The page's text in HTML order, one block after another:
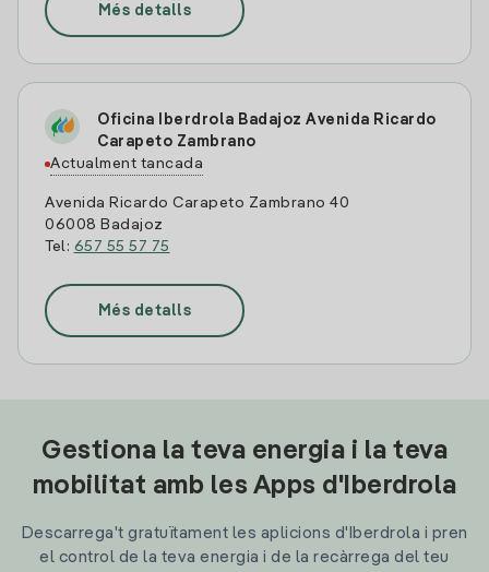
Més detalls
Oficina Iberdrola Badajoz Avenida Ricardo
Carapeto Zambrano
Actualment tancada
Avenida Ricardo Carapeto Zambrano 40
06008 Badajoz
Tel: 657 55 57 75
Més detalls
Gestiona la teva energia i la teva
mobilitat amb les Apps d'Iberdrola
Descarrega't gratuïtament les aplicions d'Iberdrola i pren
el control de la teva energia i de la recàrrega del teu